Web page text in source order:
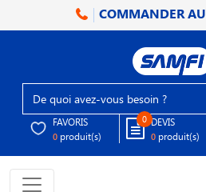
COMMANDER AU
FAVORIS
0 produit(s)
0 DEVIS
0 produit(s)